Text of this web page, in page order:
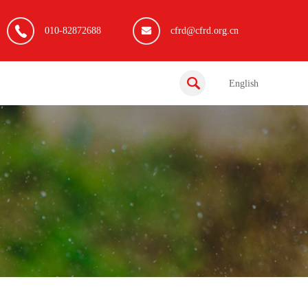
010-82872688 cfrd@cfrd.org.cn
English